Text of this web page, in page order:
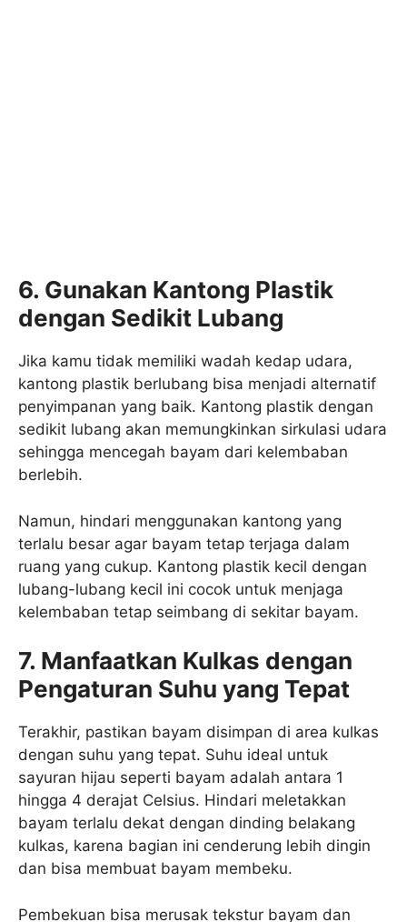
6. Gunakan Kantong Plastik
dengan Sedikit Lubang
Jika kamu tidak memiliki wadah kedap udara,
kantong plastik berlubang bisa menjadi alternatif
penyimpanan yang baik. Kantong plastik dengan
sedikit lubang akan memungkinkan sirkulasi udara
sehingga mencegah bayam dari kelembaban
berlebih.
Namun, hindari menggunakan kantong yang
terlalu besar agar bayam tetap terjaga dalam
ruang yang cukup. Kantong plastik kecil dengan
lubang-lubang kecil ini cocok untuk menjaga
kelembaban tetap seimbang di sekitar bayam.
7. Manfaatkan Kulkas dengan
Pengaturan Suhu yang Tepat
Terakhir, pastikan bayam disimpan di area kulkas
dengan suhu yang tepat. Suhu ideal untuk
sayuran hijau seperti bayam adalah antara 1
hingga 4 derajat Celsius. Hindari meletakkan
bayam terlalu dekat dengan dinding belakang
kulkas, karena bagian ini cenderung lebih dingin
dan bisa membuat bayam membeku.
Pembekuan bisa merusak tekstur bayam dan